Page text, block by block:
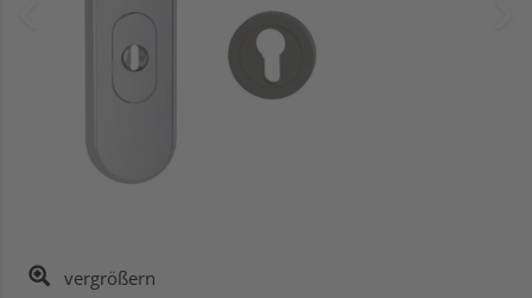
vergrößern